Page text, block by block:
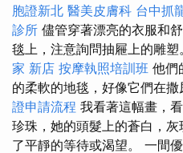
胞證新北 醫美皮膚科 台中抓
診所 儘管穿著漂亮的衣服和
毯上，注意詢問抽屜上的雕塑
家 新店 按摩執照培訓班 他們
的柔軟的地毯，好像它們在撒
證申請流程 我看著這幅畫，
珍珠，她的頭髮上的蒼白，
了平靜的等待或渴望。 一間